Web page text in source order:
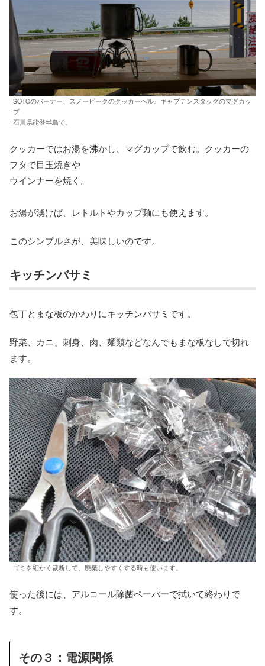
SOTOのバーナー、スノーピークのクッカーヘル、キャプテンスタッグのマグカッ
プ
石川県能登半島で。
クッカーではお湯を沸かし、マグカップで飲む。クッカーの
フタで目玉焼きや
ウインナーを焼く。
お湯が湧けば、レトルトやカップ麺にも使えます。
このシンプルさが、美味しいのです。
キッチンバサミ
包丁とまな板のかわりにキッチンバサミです。
野菜、カニ、刺身、肉、麺類などなんでもまな板なしで切れ
ます。
ゴミを細かく裁断して、廃棄しやすくする時も使います。
使った後には、アルコール除菌ペーパーで拭いて終わりで
す。
その３：電源関係